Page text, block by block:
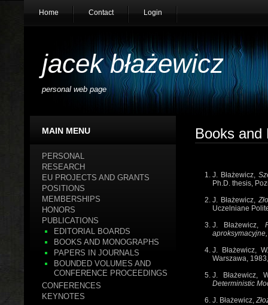
Home Contact Login
jacek błażewicz
personal web page
MAIN MENU
PERSONAL
RESEARCH
EU PROJECTS AND GRANTS
POSITIONS
MEMBERSHIPS
HONORS
PUBLICATIONS
EDITORIAL BOARDS
BOOKS AND MONOGRAPHS
PAPERS IN JOURNALS
BOUNDED VOLUMES AND
CONFERENCE PROCEEDINGS
CONFERENCES
KEYNOTES
Books and
J. Błażewicz,
Ph.D. thesis,
J. Błażewicz,
Uczelniane
J. Błażewicz,
aproksymacyjne,
J. Błażewicz,
Warszawa, 1983,
J. Błażewicz,
Deterministic
J. Błażewicz,